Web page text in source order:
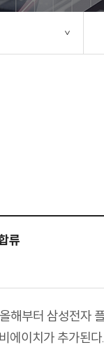
류
해부터 삼성전자
에이치가 추가된다.